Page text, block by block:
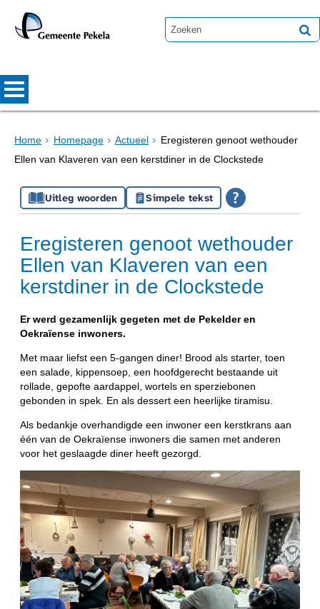
Home Homepage Actueel
Eregisteren genoot wethouder
Ellen van Klaveren van een kerstdiner in de Clockstede
Uitleg woorden Simpele tekst
Eregisteren genoot wethouder
Ellen van Klaveren van een
kerstdiner in de Clockstede
Er werd gezamenlijk gegeten met de Pekelder en
Oekraïense inwoners.
Met maar liefst een 5-gangen diner! Brood als starter, toen
een salade, kippensoep, een hoofdgerecht bestaande uit
rollade, gepofte aardappel, wortels en sperziebonen
gebonden in spek. En als dessert een heerlijke tiramisu.
Als bedankje overhandigde een inwoner een kerstkrans aan
één van de Oekraïense inwoners die samen met anderen
voor het geslaagde diner heeft gezorgd.